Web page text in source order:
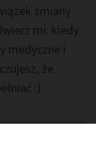
zmiany
mi: kiedy
medyczne i
że
:)